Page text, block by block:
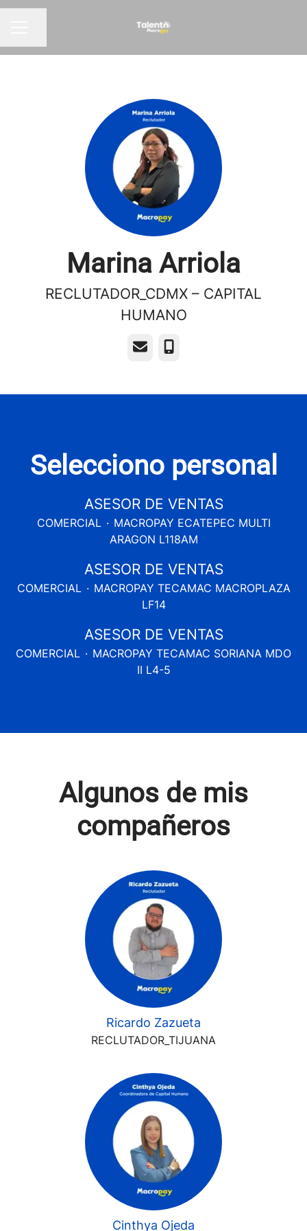
Marina Arriola
RECLUTADOR_CDMX – CAPITAL
HUMANO
Correo electrónico
Teléfono
Selecciono personal
ASESOR DE VENTAS
COMERCIAL · MACROPAY ECATEPEC MULTI
ARAGON L118AM
ASESOR DE VENTAS
COMERCIAL · MACROPAY TECAMAC MACROPLAZA
LF14
ASESOR DE VENTAS
COMERCIAL · MACROPAY TECAMAC SORIANA MDO
II L4-5
Algunos de mis
compañeros
Ricardo Zazueta
RECLUTADOR_TIJUANA
Cinthya Ojeda